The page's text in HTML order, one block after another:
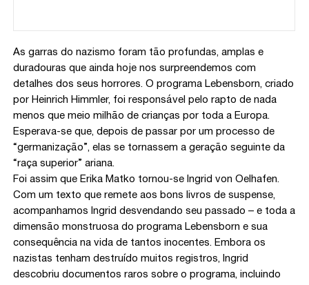
As garras do nazismo foram tão profundas, amplas e
duradouras que ainda hoje nos surpreendemos com
detalhes dos seus horrores. O programa Lebensborn, criado
por Heinrich Himmler, foi responsável pelo rapto de nada
menos que meio milhão de crianças por toda a Europa.
Esperava-se que, depois de passar por um processo de
“germanização”, elas se tornassem a geração seguinte da
“raça superior” ariana.
Foi assim que Erika Matko tornou-se Ingrid von Oelhafen.
Com um texto que remete aos bons livros de suspense,
acompanhamos Ingrid desvendando seu passado – e toda a
dimensão monstruosa do programa Lebensborn e sua
consequência na vida de tantos inocentes. Embora os
nazistas tenham destruído muitos registros, Ingrid
descobriu documentos raros sobre o programa, incluindo